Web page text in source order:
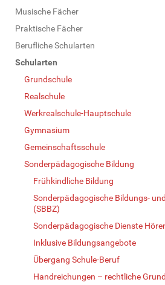
Musische Fächer
Praktische Fächer
Berufliche Schularten
Schularten
Grundschule
Realschule
Werkrealschule-Hauptschule
Gymnasium
Gemeinschaftsschule
Sonderpädagogische Bildung
Frühkindliche Bildung
Sonderpädagogische Bildungs-
(SBBZ)
Sonderpädagogische Dienste
Inklusive Bildungsangebote
Übergang Schule-Beruf
Handreichungen – rechtliche